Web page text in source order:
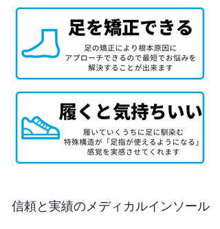
信頼と実績のメディカルインソール